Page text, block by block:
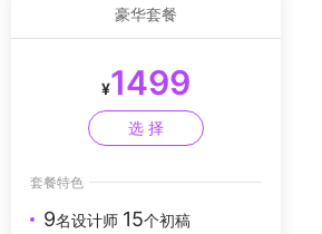
豪华套餐
¥1499
选 择
套餐特色
9名设计师 15个初稿